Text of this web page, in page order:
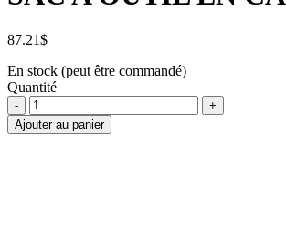
87.21$
En stock (peut être commandé)
Quantité
SAC
A
OUTIL
Ajouter au panier